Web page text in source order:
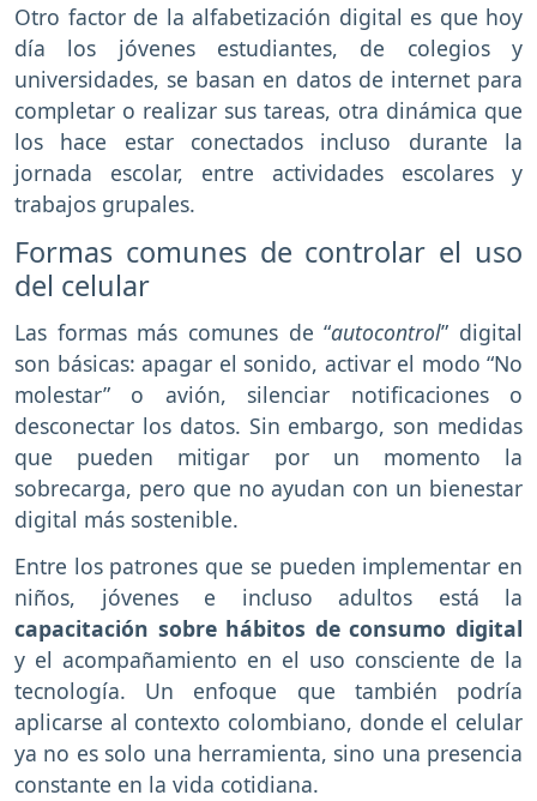
Otro factor de la alfabetización digital es que hoy
día los jóvenes estudiantes, de colegios y
universidades, se basan en datos de internet para
completar o realizar sus tareas, otra dinámica que
los hace estar conectados incluso durante la
jornada escolar, entre actividades escolares y
trabajos grupales.
Formas comunes de controlar el uso
del celular
Las formas más comunes de “autocontrol” digital
son básicas: apagar el sonido, activar el modo “No
molestar” o avión, silenciar notificaciones o
desconectar los datos. Sin embargo, son medidas
que pueden mitigar por un momento la
sobrecarga, pero que no ayudan con un bienestar
digital más sostenible.
Entre los patrones que se pueden implementar en
niños, jóvenes e incluso adultos está la
capacitación sobre hábitos de consumo digital
y el acompañamiento en el uso consciente de la
tecnología. Un enfoque que también podría
aplicarse al contexto colombiano, donde el celular
ya no es solo una herramienta, sino una presencia
constante en la vida cotidiana.